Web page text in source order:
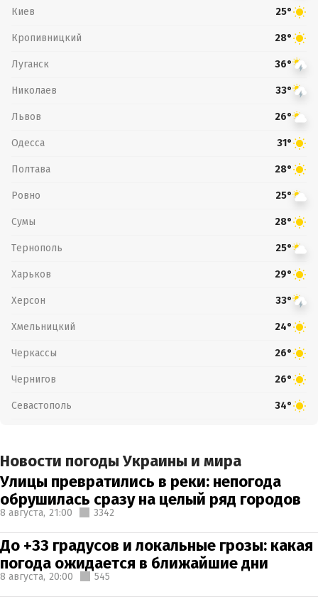
Киев 25°
Кропивницкий 28°
Луганск 36°
Николаев 33°
Львов 26°
Одесса 31°
Полтава 28°
Ровно 25°
Сумы 28°
Тернополь 25°
Харьков 29°
Херсон 33°
Хмельницкий 24°
Черкассы 26°
Чернигов 26°
Севастополь 34°
Новости погоды Украины и мира
Улицы превратились в реки: непогода
обрушилась сразу на целый ряд городов
8 августа, 21:00 3342
До +33 градусов и локальные грозы: какая
погода ожидается в ближайшие дни
8 августа, 20:00 545